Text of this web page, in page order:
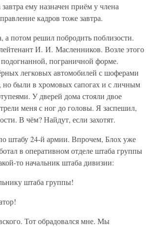
ему назначен приём у члена
кадров тоже завтра.
а потом решил побродить поблизости.
И. И. Масленников. Возле этого
пограничной форме.
легковых автомобилей с шоферами
были в хромовых сапогах и с личным
У дверей дома стояли двое
меня с ног до головы. Я заспешил,
В чём? Найдут, если захотят.
штабу 24-й армии. Впрочем, Блох уже
в оперативном отделе штаба группы
то начальник штаба дивизии:
штаба группы!
Тот обрадовался мне. Мы